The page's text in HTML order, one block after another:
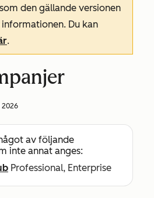
den gällande versionen
Du kan
.
2026
av följande
inte annat anges:
Professional, Enterprise